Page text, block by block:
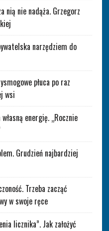
nią nie nadąża. Grzegorz
narzędziem do
płuca po raz
wsi
energię. „Rocznie
Grudzień najbardziej
Trzeba zacząć
w swoje ręce
licznika”. Jak założyć